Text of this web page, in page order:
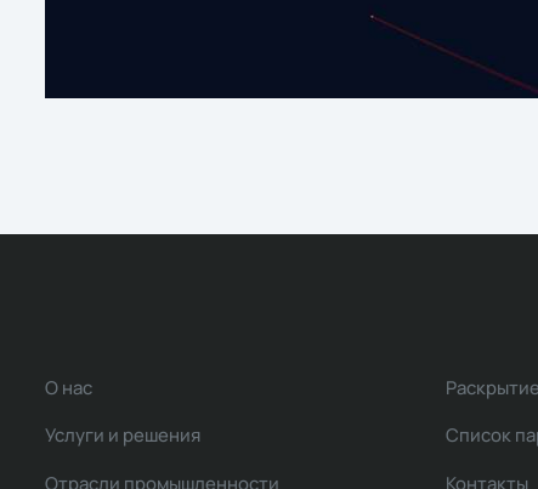
О нас
Услуги и решения
Отрасли промышленности
Список
Контакты